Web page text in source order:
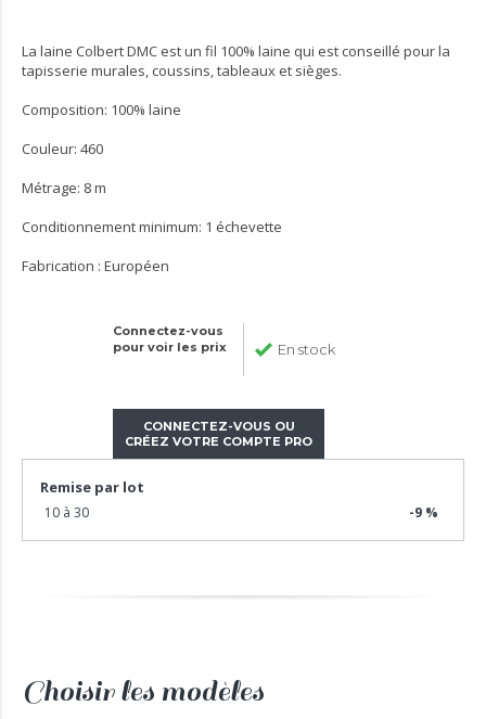
La laine Colbert DMC est un fil 100% laine qui est conseillé pour la
tapisserie murales, coussins, tableaux et sièges.
Composition: 100% laine
Couleur: 460
Métrage: 8 m
Conditionnement minimum: 1 échevette
Fabrication : Européen
Connectez-vous
pour voir les prix
En stock
CONNECTEZ-VOUS OU
CRÉEZ VOTRE COMPTE PRO
Remise par lot
10 à 30 -9 %
Choisir les modèles